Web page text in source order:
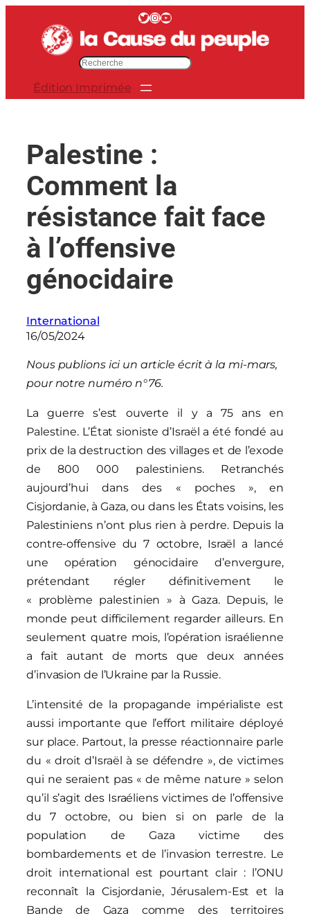
contenu
Twitter InstagramYouTube
e
Édition Imprimée
Palestine :
Comment la
résistance fait face
à l’offensive
génocidaire
International
16/05/2024
Nous publions ici un article écrit à la mi-mars,
pour notre numéro n°76.
La guerre s’est ouverte il y a 75 ans en
Palestine. L’État sioniste d’Israël a été fondé au
prix de la destruction des villages et de l’exode
de 800 000 palestiniens. Retranchés
aujourd’hui dans des « poches », en
Cisjordanie, à Gaza, ou dans les États voisins, les
Palestiniens n’ont plus rien à perdre. Depuis la
contre-offensive du 7 octobre, Israël a lancé
une opération génocidaire d’envergure,
prétendant régler définitivement le
« problème palestinien » à Gaza. Depuis, le
monde peut difficilement regarder ailleurs. En
seulement quatre mois, l’opération israélienne
a fait autant de morts que deux années
d’invasion de l’Ukraine par la Russie.
L’intensité de la propagande impérialiste est
aussi importante que l’effort militaire déployé
sur place. Partout, la presse réactionnaire parle
du « droit d’Israël à se défendre », de victimes
qui ne seraient pas « de même nature » selon
qu’il s’agit des Israéliens victimes de l’offensive
du 7 octobre, ou bien si on parle de la
population de Gaza victime des
bombardements et de l’invasion terrestre. Le
droit international est pourtant clair : l’ONU
reconnaît la Cisjordanie, Jérusalem-Est et la
Bande de Gaza comme des territoires